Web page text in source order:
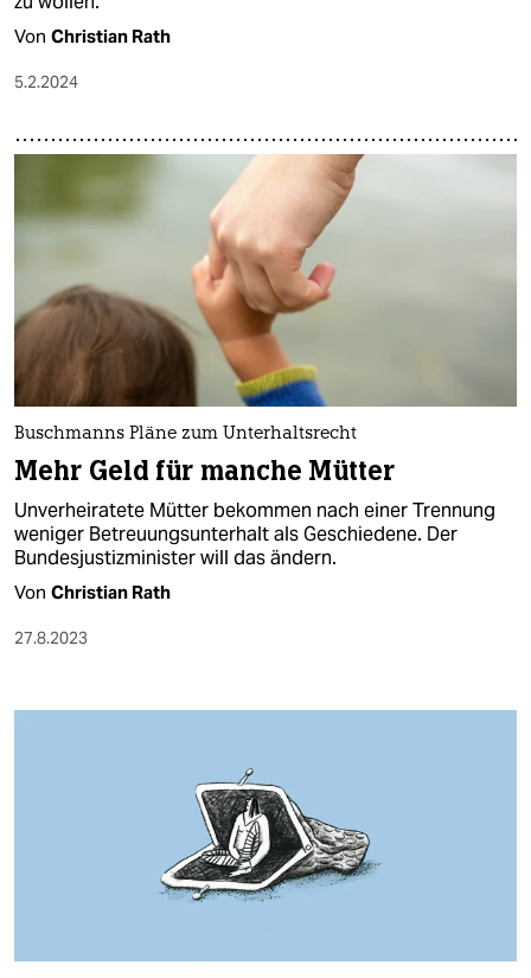
Von Christian Rath
5.2.2024
Buschmanns Pläne zum Unterhaltsrecht
Mehr Geld für manche Mütter
Unverheiratete Mütter bekommen nach einer Trennung
weniger Betreuungsunterhalt als Geschiedene. Der
Bundesjustizminister will das ändern.
Von Christian Rath
27.8.2023